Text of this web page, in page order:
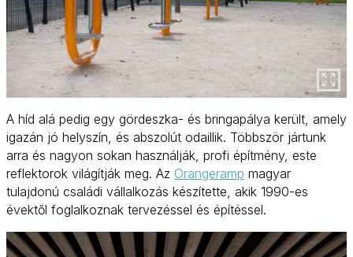
A híd alá pedig egy gördeszka- és bringapálya került, amely
igazán jó helyszín, és abszolút odaillik. Többször jártunk
arra és nagyon sokan használják, profi építmény, este
reflektorok világítják meg. Az Orangeramp magyar
tulajdonú családi vállalkozás készítette, akik 1990-es
évektől foglalkoznak tervezéssel és építéssel.